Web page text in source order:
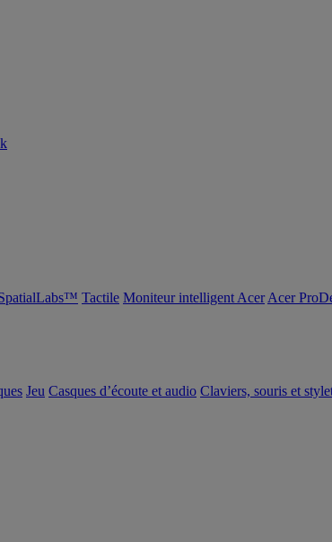
Tactile Moniteur intelligent Acer Acer
Jeu Casques d’écoute et audio Claviers, souris et